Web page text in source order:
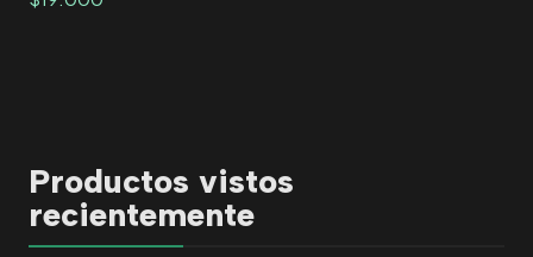
Productos vistos
recientemente